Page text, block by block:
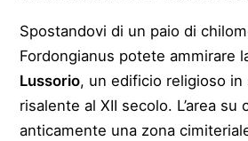
Spostandovi di un paio di
Fordongianus potete ammirare
Lussorio, un edificio religioso in
risalente al XII secolo. L’area su
anticamente una zona